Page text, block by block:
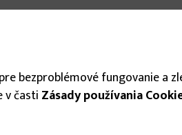
bezproblémové fungovanie a
v časti Zásady používania